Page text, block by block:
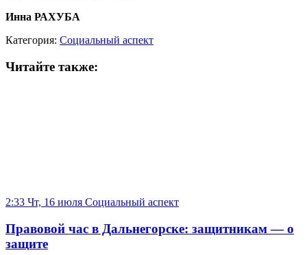
Инна РАХУБА
Категория: Социальный аспект
Читайте также:
2:33 Чт, 16 июля Социальный аспект
Правовой час в Дальнегорске: защитникам — о
защите